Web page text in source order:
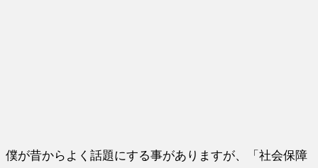
僕が昔からよく話題にする事がありますが、「社会保障